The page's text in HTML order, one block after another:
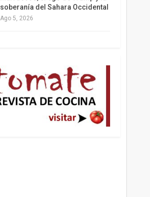
soberanía del Sahara Occidental
Ago 5, 2026